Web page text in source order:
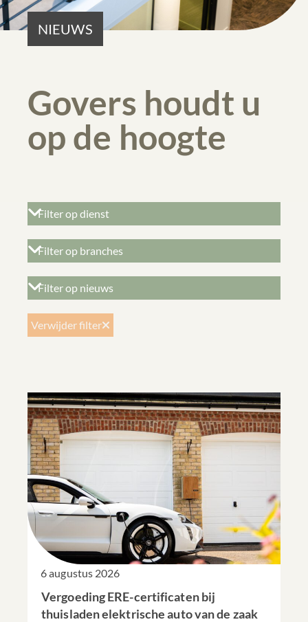
NIEUWS
Govers houdt u
op de hoogte
Verwijder filter
6 augustus 2026
Vergoeding ERE-certificaten bij
thuisladen elektrische auto van de zaak